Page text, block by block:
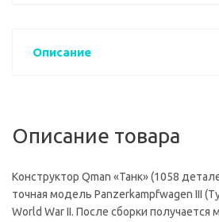
Описание
Описание товара
Конструктор Qman «Танк» (1058
точная модель Panzerkampfwagen III
World War II. После сборки получается